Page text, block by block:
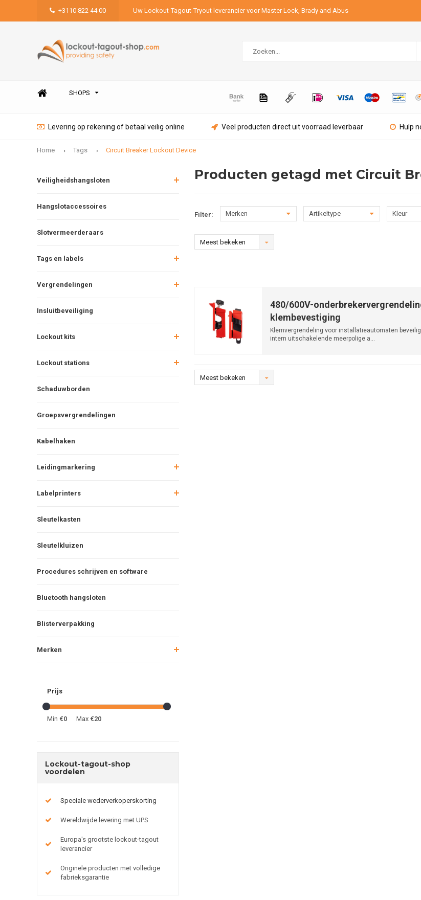
+3110 822 44 00 Uw Lockout-Tagout-Tryout leverancier voor Master Lock, Brady and Abus
SHOPS
Levering op rekening of betaal veilig online Veel producten direct uit voorraad leverbaar Hulp
Home Tags Circuit Breaker Lockout Device
Veiligheidshangsloten
Hangslotaccessoires
Slotvermeerderaars
Tags en labels
Vergrendelingen
Insluitbeveiliging
Lockout kits
Lockout stations
Schaduwborden
Groepsvergrendelingen
Kabelhaken
Leidingmarkering
Labelprinters
Sleutelkasten
Sleutelkluizen
Procedures schrijven en software
Bluetooth hangsloten
Blisterverpakking
Merken
Prijs
Min €0 Max €20
Lockout-tagout-shop
voordelen
Speciale wederverkoperskorting
Wereldwijde levering met UPS
Europa's grootste lockout-tagout
leverancier
Originele producten met volledige
fabrieksgarantie
Producten getagd met Circuit
Filter: Merken Artikeltype Kleur
Meest bekeken
480/600V-
klembevestiging
Klemvergrendeling voor installatieautomaten
intern uitschakelende meerpolige a...
Meest bekeken